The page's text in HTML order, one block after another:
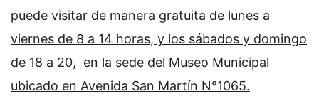
puede visitar de manera gratuita de lunes a
viernes de 8 a 14 horas, y los sábados y domingo
de 18 a 20, en la sede del Museo Municipal
ubicado en Avenida San Martín N°1065.